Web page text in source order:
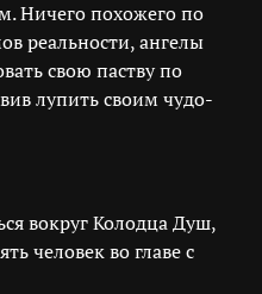
Ничего похожего по
реальности, ангелы
свою паству по
лупить своим чудо-
вокруг Колодца Душ,
человек во главе с